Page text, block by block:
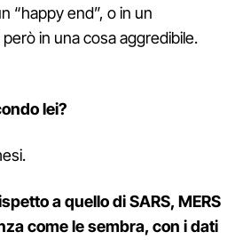
“happy end”, o in un
in una cosa aggredibile.
lei?
a quello di SARS, MERS
come le sembra, con i dati